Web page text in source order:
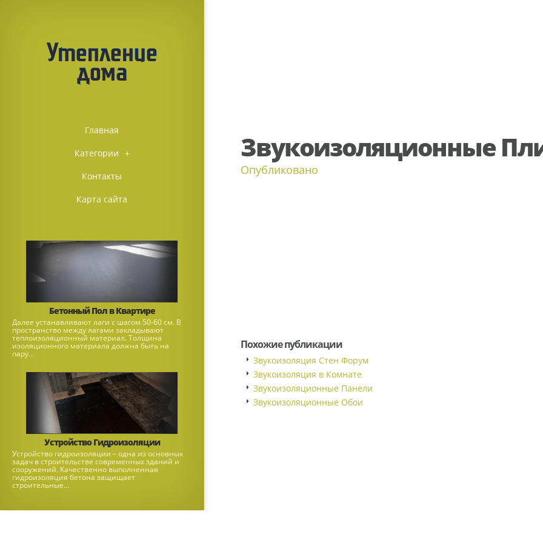
Главная
Категории +
Контакты
Карта сайта
Бетонный Пол в Квартире
Далее устанавливают лаги с шагом 50-60 см. В
пространство между лагами закладывают
теплоизоляционный материал. Толщина
изоляционного материала должна быть на
пару...
Устройство Гидроизоляции
Устройство гидроизоляции – одна из основных
задач в строительстве современных зданий и
сооружений. Качественно выполненная
гидроизоляция бетона защищает
строительные...
Звукоизоляционные
Опубликовано
Похожие публикации
Звукоизоляция Стен Форум
Звукоизоляция в Комнате
Звукоизоляционные Панели
Звукоизоляционные Обои